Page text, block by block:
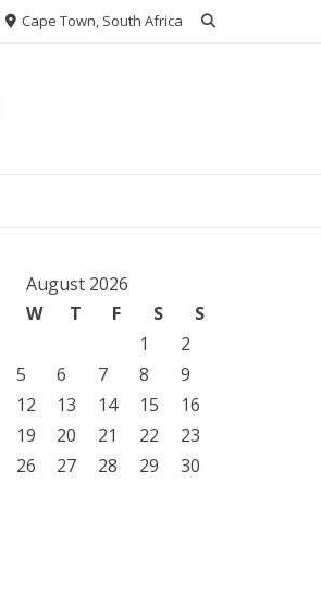
Cape Town, South Africa
August 2026
W T F S
S
1
2
5 6 7 8
9
12 13 14 15
16
19 20 21 22
23
26 27 28 29
30